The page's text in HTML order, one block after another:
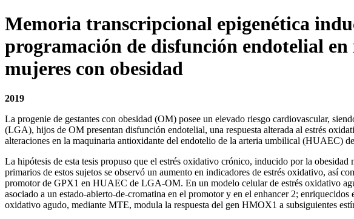
Memoria transcripcional epigenética
programación de disfunción endotelial en
mujeres con obesidad
2019
La progenie de gestantes con obesidad (OM) posee un elevado riesgo cardiovascular,
(LGA), hijos de OM presentan disfunción endotelial, una respuesta alterada al estrés
alteraciones en la maquinaria antioxidante del endotelio de la arteria umbilical (HUAEC)
La hipótesis de esta tesis propuso que el estrés oxidativo crónico, inducido por la
primarios de estos sujetos se observó un aumento en indicadores de estrés oxidativo, así
promotor de GPX1 en HUAEC de LGA-OM. En un modelo celular de estrés oxidativo
asociado a un estado-abierto-de-cromatina en el promotor y en el enhancer 2;
oxidativo agudo, mediante MTE, modula la respuesta del gen HMOX1 a subsiguientes